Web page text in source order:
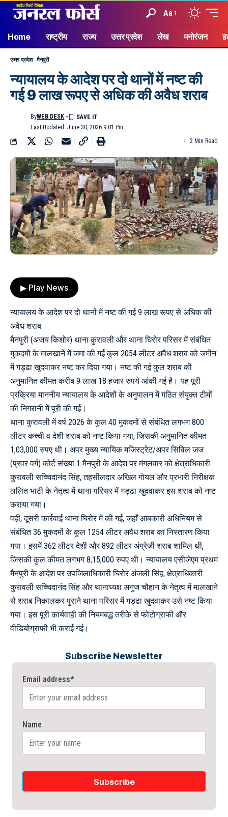
Aa
Home राष्ट्रीय राज्य उत्तर प्रदेश लेख मनोरंजन
उत्तर प्रदेश मैनपुरी
न्यायालय के आदेश पर दो थानों में नष्ट की
गई 9 लाख रूपए से अधिक की अवैध शराब
Last Updated: June 30, 2026 9:01 Pm
ByWEB DESK
2 Min Read
▶ Play News
न्यायालय के आदेश पर दो थानों में नष्ट की गई 9 लाख रूपए से अधिक की
अवैध शराब
मैनपुरी (अजय किशोर) थाना कुरावली और थाना घिरोर परिसर में संबंधित
मुकदमों के मालखाने में जमा की गई कुल 2054 लीटर अवैध शराब को जमीन
में गड्ढा खुदवाकर नष्ट कर दिया गया। नष्ट की गई कुल शराब की
अनुमानित कीमत करीब 9 लाख 18 हजार रुपये आंकी गई है। यह पूरी
प्रक्रिया माननीय न्यायालय के आदेशों के अनुपालन में गठित संयुक्त टीमों
की निगरानी में पूरी की गई।
थाना कुरावली में वर्ष 2026 के कुल 40 मुकदमों से संबंधित लगभग 800
लीटर कच्ची व देशी शराब को नष्ट किया गया, जिसकी अनुमानित कीमत
1,03,000 रुपए थी। अपर मुख्य न्यायिक मजिस्ट्रेट/अपर सिविल जज
(प्रवर वर्ग) कोर्ट संख्या 1 मैनपुरी के आदेश पर मंगलवार को क्षेत्राधिकारी
कुरावली सच्चिदानंद सिंह, तहसीलदार अखिल गोयल और प्रभारी निरीक्षक
ललित भाटी के नेतृत्व में थाना परिसर में गड्ढा खुदवाकर इस शराब को नष्ट
कराया गया।
वहीं, दूसरी कार्रवाई थाना घिरोर में की गई, जहाँ आबकारी अधिनियम से
संबंधित 36 मुकदमों के कुल 1254 लीटर अवैध शराब का निस्तारण किया
गया। इसमें 362 लीटर देशी और 892 लीटर अंग्रेजी शराब शामिल थी,
जिसकी कुल कीमत लगभग 8,15,000 रुपए थी। न्यायालय एसीजेएम प्रथम
मैनपुरी के आदेश पर उपजिलाधिकारी घिरोर अंजली सिंह, क्षेत्राधिकारी
कुरावली सच्चिदानंद सिंह और थानाध्यक्ष अनुज चौहान के नेतृत्व में मालखाने
से शराब निकालकर पुराने थाना परिसर में गड्ढा खुदवाकर उसे नष्ट किया
गया। इस पूरी कार्यवाही की नियमबद्ध तरीके से फोटोग्राफी और
वीडियोग्राफी भी कराई गई।
Subscribe Newsletter
Email address*
Name